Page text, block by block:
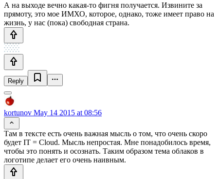
А на выходе вечно какая-то фигня получается. Извините за
прямоту, это мое ИМХО, которое, однако, тоже имеет право на
жизнь, у нас (пока) свободная страна.
Reply
kortunov May 14 2015 at 08:56
Там в тексте есть очень важная мысль о том, что очень скоро
будет IT = Cloud. Мысль непростая. Мне понадобилось время,
чтобы это понять и осознать. Таким образом тема облаков в
логотипе делает его очень наивным.